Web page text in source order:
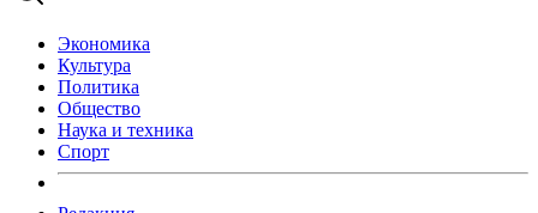
Экономика
Культура
Политика
Общество
Наука и техника
Спорт